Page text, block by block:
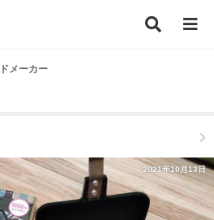
メーカー
2021年10月13日